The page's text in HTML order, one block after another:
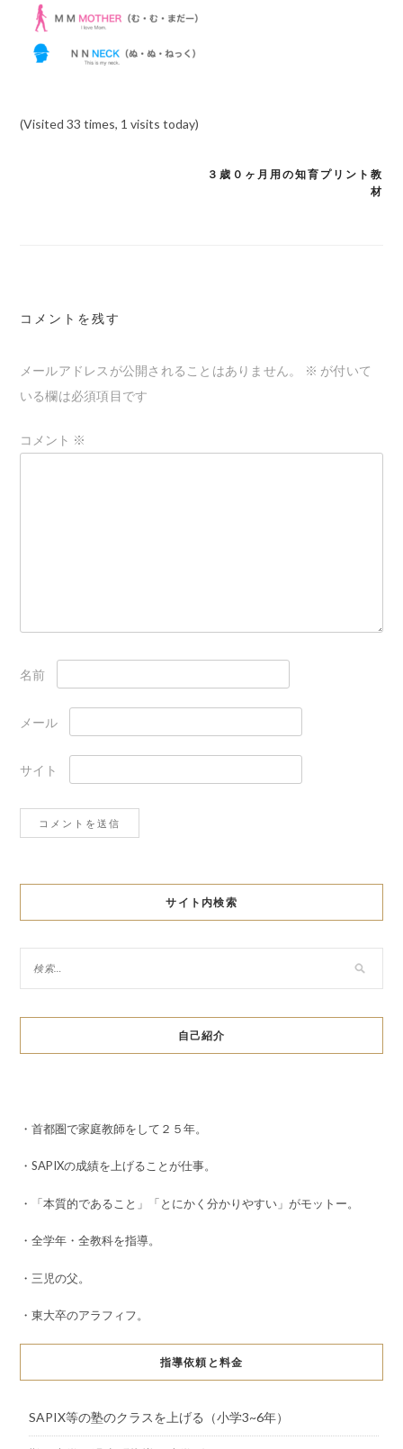
(Visited 33 times, 1 visits today)
シ
ョ
３歳０ヶ月用の知育プリント教
材
コメントを残す
メールアドレスが公開されることはありません。 ※ が付いて
いる欄は必須項目です
コメント ※
名前
メール
サイト
サイト内検索
自己紹介
・首都圏で家庭教師をして２５年。
・SAPIXの成績を上げることが仕事。
・「本質的であること」「とにかく分かりやすい」がモットー。
・全学年・全教科を指導。
・三児の父。
・東大卒のアラフィフ。
指導依頼と料金
SAPIX等の塾のクラスを上げる（小学3~6年）